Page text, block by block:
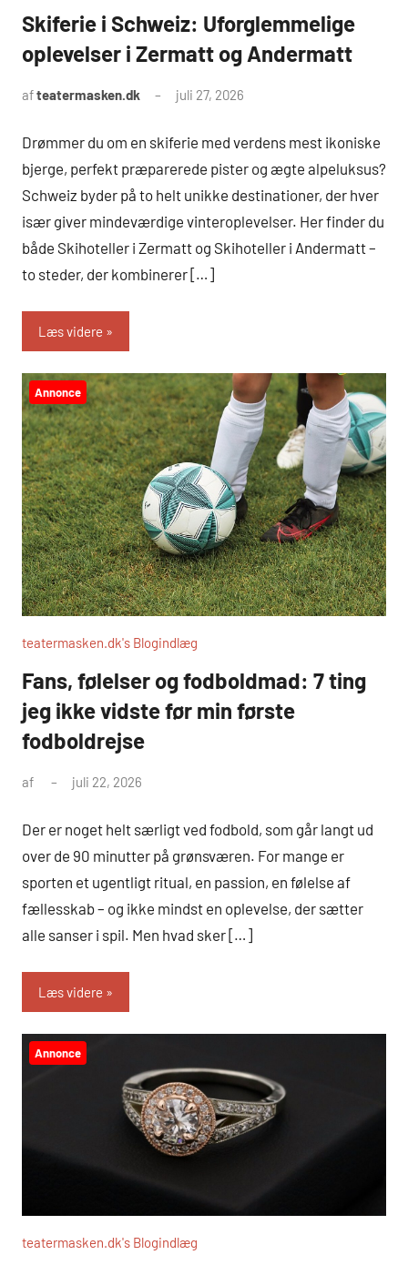
Skiferie i Schweiz: Uforglemmelige
oplevelser i Zermatt og Andermatt
afteatermasken.dk juli 27, 2026
Drømmer du om en skiferie med verdens mest ikoniske
bjerge, perfekt præparerede pister og ægte alpeluksus?
Schweiz byder på to helt unikke destinationer, der hver
især giver mindeværdige vinteroplevelser. Her finder du
både Skihoteller i Zermatt og Skihoteller i Andermatt –
to steder, der kombinerer […]
Læs videre
Annonce
teatermasken.dk's Blogindlæg
Fans, følelser og fodboldmad: 7 ting
jeg ikke vidste før min første
fodboldrejse
af juli 22, 2026
Der er noget helt særligt ved fodbold, som går langt ud
over de 90 minutter på grønsværen. For mange er
sporten et ugentligt ritual, en passion, en følelse af
fællesskab – og ikke mindst en oplevelse, der sætter
alle sanser i spil. Men hvad sker […]
Læs videre
Annonce
teatermasken.dk's Blogindlæg